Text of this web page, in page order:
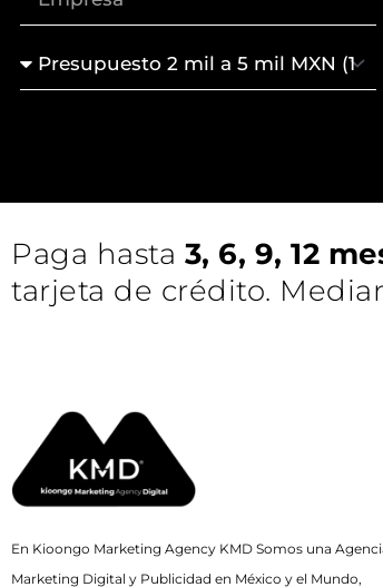
Paga hasta 3, 6, 9, 12
tarjeta de crédito.
En Kioongo Marketing Agency KMD Somos una
Marketing Digital y Publicidad en México y el Mundo,